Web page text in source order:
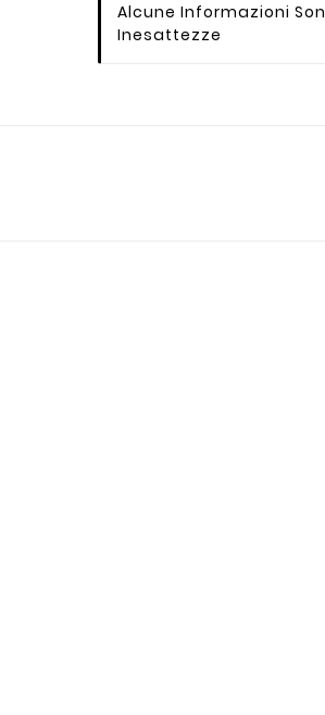
Alcune Informazioni
Inesattezze